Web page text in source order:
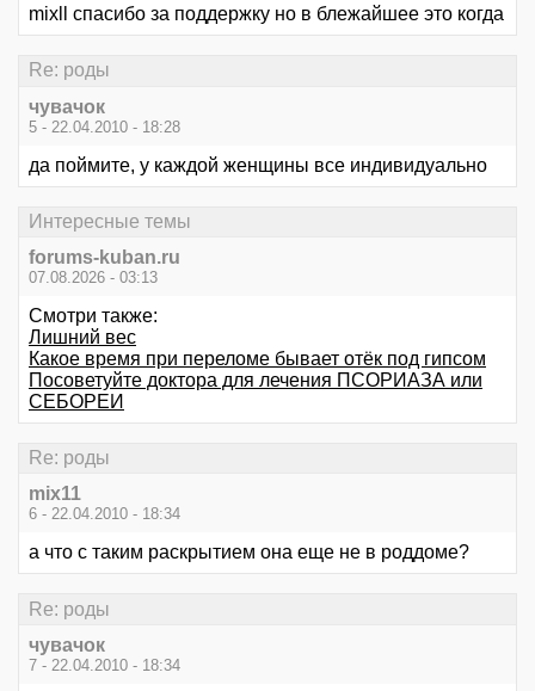
mixll спасибо за поддержку но в блежайшее это когда
Re: роды
чувачок
5 - 22.04.2010 - 18:28
да поймите, у каждой женщины все индивидуально
Интересные темы
forums-kuban.ru
07.08.2026 - 03:13
Смотри также:
Лишний вес
Какое время при переломе бывает отёк под гипсом
Посоветуйте доктора для лечения ПСОРИАЗА или
СЕБОРЕИ
Re: роды
mix11
6 - 22.04.2010 - 18:34
а что с таким раскрытием она еще не в роддоме?
Re: роды
чувачок
7 - 22.04.2010 - 18:34